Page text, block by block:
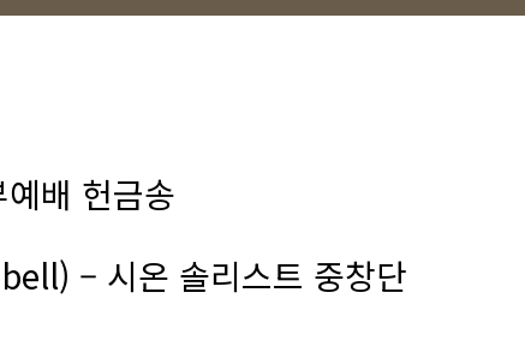
배 헌금송
– 시온 솔리스트 중창단